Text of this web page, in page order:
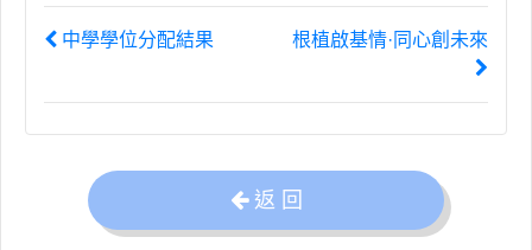
中學學位分配結果 根植啟基情·同心創未來
返 回